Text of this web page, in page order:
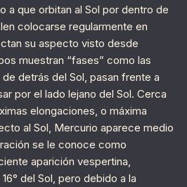
a que orbitan al Sol por dentro de
colocarse regularmente en
su aspecto visto desde
muestran “fases” como las
detrás del Sol, pasan frente a
por el lado lejano del Sol. Cerca
elongaciones, o máxima
al Sol, Mercurio aparece medio
se le conoce como
aparición vespertina,
del Sol, pero debido a la